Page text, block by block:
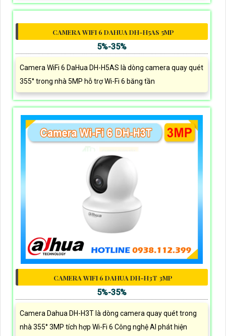
CAMERA WIFI 6 DAHUA DH-H5AS 5MP
5%-35%
Camera WiFi 6 DaHua DH-H5AS là dòng camera quay quét
355° trong nhà 5MP hỗ trợ Wi-Fi 6 băng tần
CAMERA WIFI 6 DAHUA DH-H3T 3MP
5%-35%
Camera Dahua DH-H3T là dòng camera quay quét trong
nhà 355° 3MP tích hợp Wi-Fi 6 Công nghệ AI phát hiện